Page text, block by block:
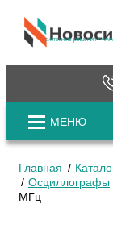
cистемные решения /
МЕНЮ
Главная
Осциллографы
МГц